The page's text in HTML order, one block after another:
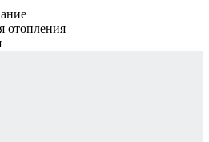
отопления